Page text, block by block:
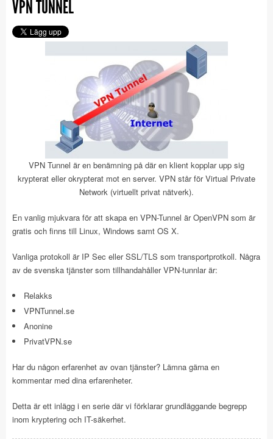
VPN TUNNEL
VPN Tunnel är en benämning på där en klient kopplar upp sig
krypterat eller okrypterat mot en server. VPN står för Virtual Private
Network (virtuellt privat nätverk).
En vanlig mjukvara för att skapa en VPN-Tunnel är OpenVPN som är
gratis och finns till Linux, Windows samt OS X.
Vanliga protokoll är IP Sec eller SSL/TLS som transportprotkoll. Några
av de svenska tjänster som tillhandahåller VPN-tunnlar är:
Relakks
VPNTunnel.se
Anonine
PrivatVPN.se
Har du någon erfarenhet av ovan tjänster? Lämna gärna en
kommentar med dina erfarenheter.
Detta är ett inlägg i en serie där vi förklarar grundläggande begrepp
inom kryptering och IT-säkerhet.